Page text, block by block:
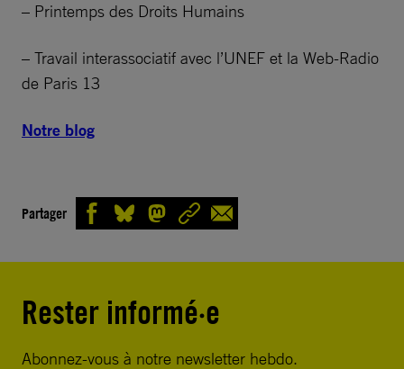
– Printemps des Droits Humains
– Travail interassociatif avec l’UNEF et la Web-Radio
de Paris 13
Notre blog
Partager
Rester informé·e
Abonnez-vous à notre newsletter hebdo.